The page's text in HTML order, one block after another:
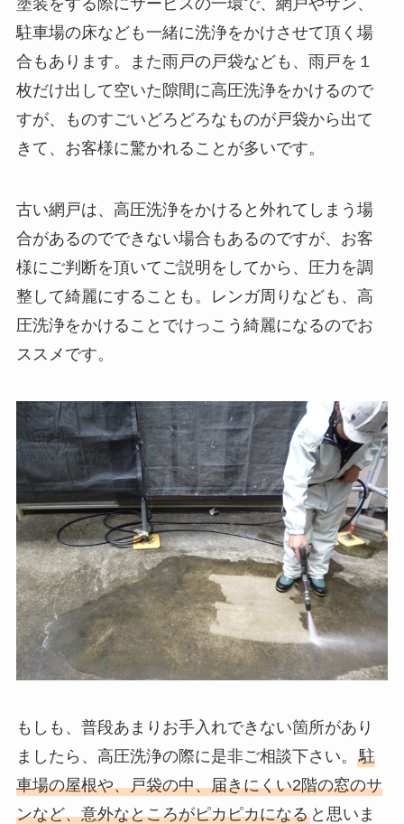
塗装をする際にサービスの一環で、網戸やサン、
駐車場の床なども一緒に洗浄をかけさせて頂く場
合もあります。また雨戸の戸袋なども、雨戸を１
枚だけ出して空いた隙間に高圧洗浄をかけるので
すが、ものすごいどろどろなものが戸袋から出て
きて、お客様に驚かれることが多いです。
古い網戸は、高圧洗浄をかけると外れてしまう場
合があるのでできない場合もあるのですが、お客
様にご判断を頂いてご説明をしてから、圧力を調
整して綺麗にすることも。レンガ周りなども、高
圧洗浄をかけることでけっこう綺麗になるのでお
ススメです。
もしも、普段あまりお手入れできない箇所があり
ましたら、高圧洗浄の際に是非ご相談下さい。 駐
車場の屋根や、戸袋の中、届きにくい2階の窓のサ
ンなど、意外なところがピカピカになると思いま